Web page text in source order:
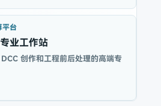
平台
业工作站
创作和工程前后处理的高端专